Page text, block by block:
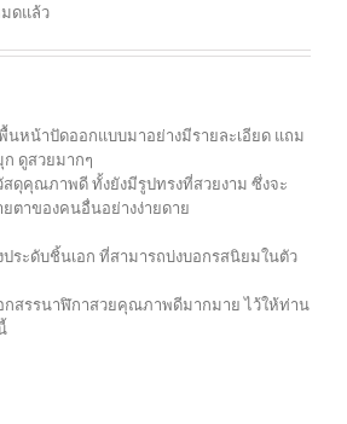
ดแล้ว
นหน้าปัดออกแบบมาอย่างมีรายละเอียด แถม
ดูสวยมากๆ
ดุคุณภาพดี ทั้งยังมีรูปทรงที่สวยงาม ซึ่งจะ
ตาของคนอื่นอย่างง่ายดาย
ประดับชิ้นเอก ที่สามารถบ่งบอกรสนิยมในตัว
อกสรรนาฬิกาสวยคุณภาพดีมากมาย ไว้ให้ท่าน